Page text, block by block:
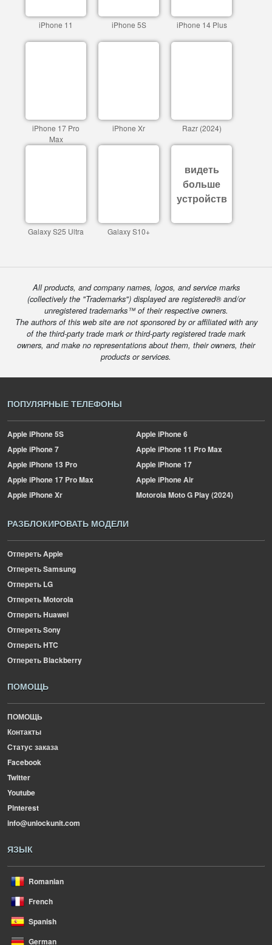
iPhone 11 iPhone 5S iPhone 14 Plus
iPhone 17 Pro
Max
iPhone Xr Razr (2024)
Galaxy S25 Ultra Galaxy S10+
видеть
больше
устройств
All products, and company names, logos, and service marks
(collectively the "Trademarks") displayed are registered® and/or
unregistered trademarks™ of their respective owners.
The authors of this web site are not sponsored by or affiliated with any
of the third-party trade mark or third-party registered trade mark
owners, and make no representations about them, their owners, their
products or services.
ПОПУЛЯРНЫЕ ТЕЛЕФОНЫ
AppleiPhone 5S AppleiPhone 6
AppleiPhone 7 AppleiPhone 11 Pro Max
AppleiPhone 13 Pro AppleiPhone 17
AppleiPhone 17 Pro Max AppleiPhone Air
AppleiPhone Xr MotorolaMoto G Play (2024)
РАЗБЛОКИРОВАТЬ МОДЕЛИ
Отпереть Apple
Отпереть Samsung
Отпереть LG
Отпереть Motorola
Отпереть Huawei
Отпереть Sony
Отпереть HTC
Отпереть Blackberry
ПОМОЩЬ
ПОМОЩЬ
Контакты
Статус заказа
Facebook
Twitter
Youtube
Pinterest
info@unlockunit.com
ЯЗЫК
Romanian
French
Spanish
German